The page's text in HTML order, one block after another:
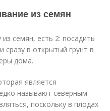
из семян
семян, есть 2: посадить
сразу в открытый грунт в
дома.
является
называют северным
поскольку в плодах